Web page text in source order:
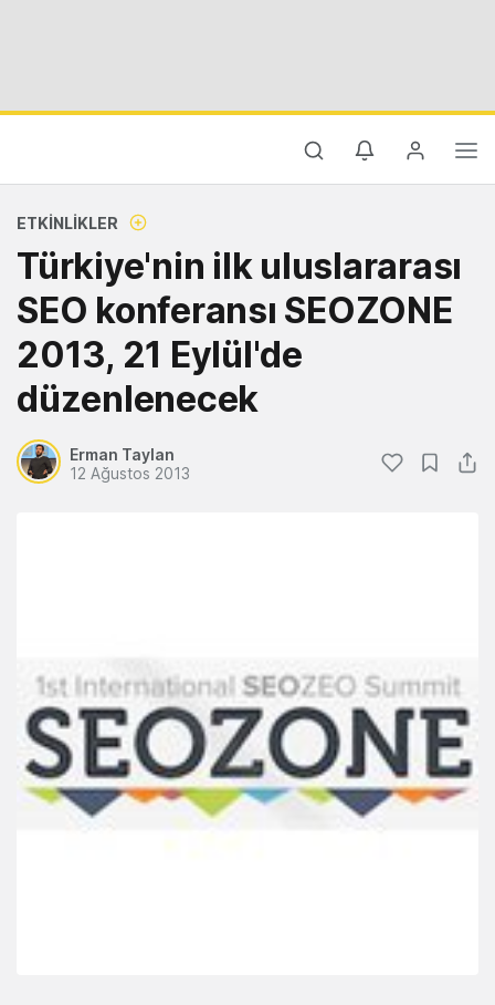
ETKINLIKLER
Türkiye'nin ilk uluslararası
SEO konferansı SEOZONE
2013, 21 Eylül'de
düzenlenecek
Erman Taylan
12 Ağustos 2013